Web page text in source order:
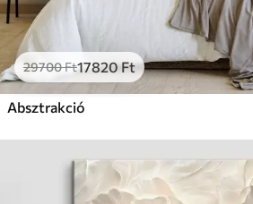
29700Ft17820Ft
Absztrakció